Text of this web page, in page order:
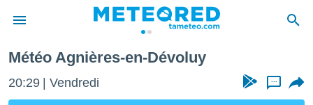
de
Météo Agnières-en-Dévoluy
20:29 Vendredi ...